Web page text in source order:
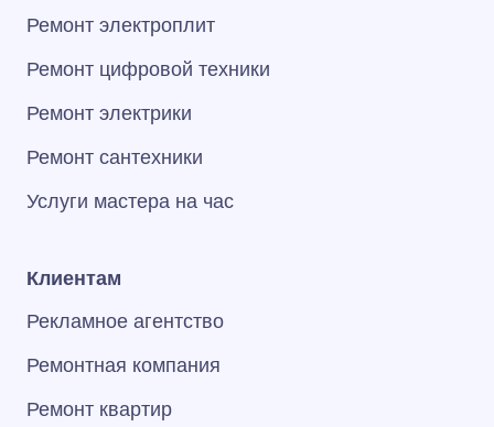
Ремонт электроплит
Ремонт цифровой техники
Ремонт электрики
Ремонт сантехники
Услуги мастера на час
Клиентам
Рекламное агентство
Ремонтная компания
Ремонт квартир